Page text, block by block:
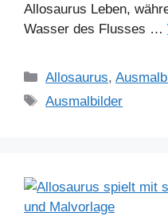
Allosaurus Leben,
Wasser des Flusses …
Kategorien
Allosaurus,
Schlagwörter
Ausmalbilder